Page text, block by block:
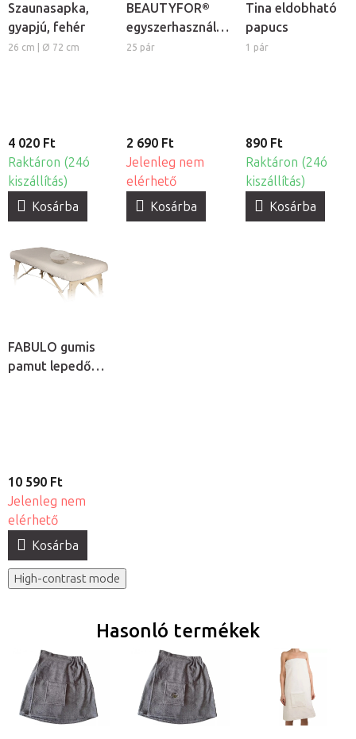
Szaunasapka,
gyapjú, fehér
26 cm | Ø 72 cm
4 020 Ft
Raktáron (24ó
kiszállítás)
Kosárba
BEAUTYFOR®
egyszerhasználatos
PE papucs
25 pár
2 690 Ft
Jelenleg nem
elérhető
Kosárba
Tina eldobható
papucs
1 pár
890 Ft
Raktáron (24ó
kiszállítás)
Kosárba
FABULO gumis
pamut lepedő
10 590 Ft
Jelenleg nem
elérhető
Kosárba
High-contrast mode
Hasonló termékek